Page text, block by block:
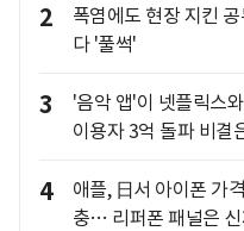
2
폭염에도 현장 지킨
다 '풀썩'
3
'음악 앱'이 넷플릭스
이용자 3억 돌파 비결
4
애플, 日서 아이폰 가
충… 리퍼폰 패널은 신